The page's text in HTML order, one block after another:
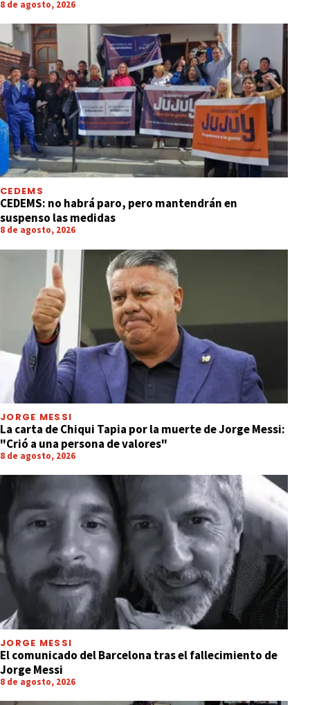
8 de agosto, 2026
CEDEMS
CEDEMS: no habrá paro, pero mantendrán en
suspenso las medidas
8 de agosto, 2026
JORGE MESSI
La carta de Chiqui Tapia por la muerte de Jorge Messi:
"Crió a una persona de valores"
8 de agosto, 2026
JORGE MESSI
El comunicado del Barcelona tras el fallecimiento de
Jorge Messi
8 de agosto, 2026